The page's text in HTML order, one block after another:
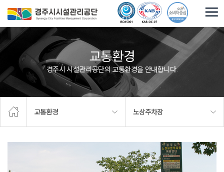
교통환경
경주시 시설관리공단의 교통환경을 안내합니다.
교통환경 노상주차장